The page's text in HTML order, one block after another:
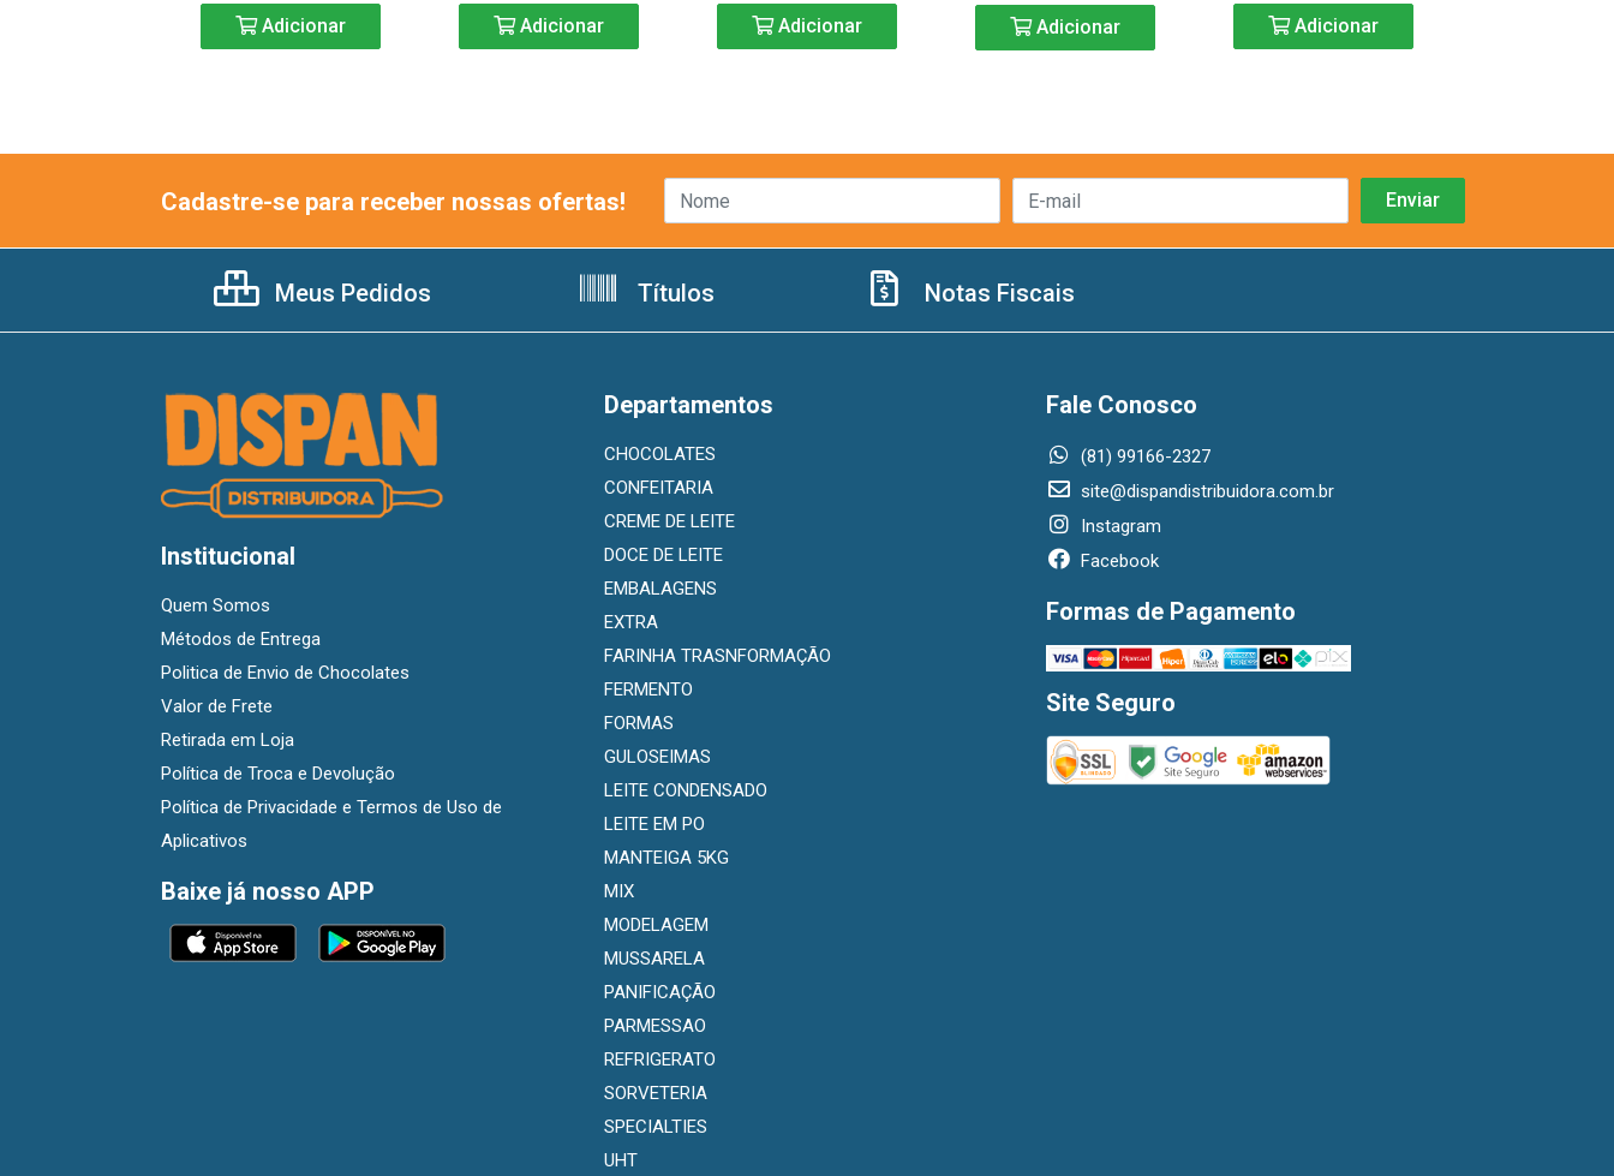
Adicionar Adicionar Adicionar Adicionar Adicionar
Cadastre-se para receber nossas ofertas!
Meus Pedidos Títulos Notas Fiscais
Institucional
Quem Somos
Métodos de Entrega
Politica de Envio de Chocolates
Valor de Frete
Retirada em Loja
Política de Troca e Devolução
Política de Privacidade e Termos de Uso de
Aplicativos
Baixe já nosso APP
Departamentos
CHOCOLATES
CONFEITARIA
CREME DE LEITE
DOCE DE LEITE
EMBALAGENS
EXTRA
FARINHA TRASNFORMAÇÃO
FERMENTO
FORMAS
GULOSEIMAS
LEITE CONDENSADO
LEITE EM PO
MANTEIGA 5KG
MIX
MODELAGEM
MUSSARELA
PANIFICAÇÃO
PARMESSAO
REFRIGERATO
SORVETERIA
SPECIALTIES
UHT
Fale Conosco
(81) 99166-2327
site@dispandistribuidora.com.br
Instagram
Facebook
Formas de Pagamento
Site Seguro